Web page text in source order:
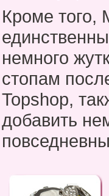
Кроме того,
немного
стопам
Topshop,
добавить